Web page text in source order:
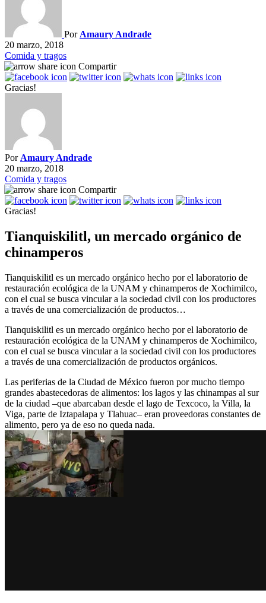
Por Amaury Andrade
20 marzo, 2018
Comida y tragos
Compartir
Gracias!
Por Amaury Andrade
20 marzo, 2018
Comida y tragos
Compartir
Gracias!
Tianquiskilitl, un mercado orgánico de
chinamperos
Tianquiskilitl es un mercado orgánico hecho por el laboratorio de
restauración ecológica de la UNAM y chinamperos de Xochimilco,
con el cual se busca vincular a la sociedad civil con los productores
a través de una comercialización de productos…
Tianquiskilitl es un mercado orgánico hecho por el laboratorio de
restauración ecológica de la UNAM y chinamperos de Xochimilco,
con el cual se busca vincular a la sociedad civil con los productores
a través de una comercialización de productos orgánicos.
Las periferias de la Ciudad de México fueron por mucho tiempo
grandes abastecedoras de alimentos: los lagos y las chinampas al sur
de la ciudad –que abarcaban desde el lago de Texcoco, la Villa, la
Viga, parte de Iztapalapa y Tlahuac– eran proveedoras constantes de
alimento, pero ya de eso no queda nada.